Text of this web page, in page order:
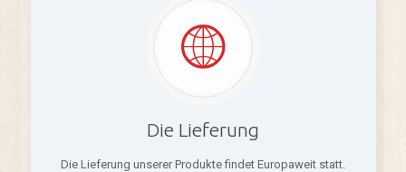
Die Lieferung
Die Lieferung unserer Produkte findet Europaweit statt.